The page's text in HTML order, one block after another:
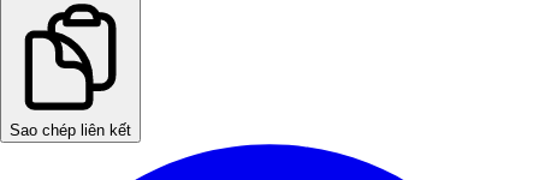
Sao chép liên kết